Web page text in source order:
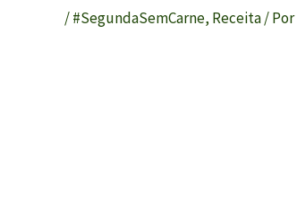
/#SegundaSemCarne, Receita/ Por